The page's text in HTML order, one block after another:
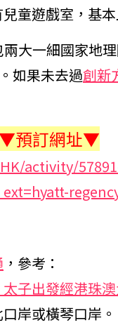
童遊戲室，基
大一細國家地理
如果未去過創新
▼預訂網址▼
activity/
，參考：
子出發經港珠
岸或橫琴口岸。